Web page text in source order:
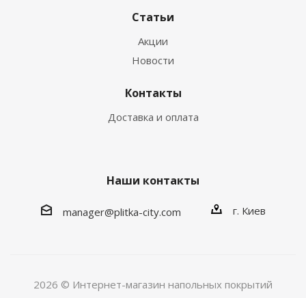
Статьи
Акции
Новости
Контакты
Доставка и оплата
Наши контакты
manager@plitka-city.com г. Киев
2026 © Интернет-магазин напольных покрытий